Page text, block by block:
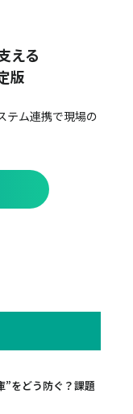
える
版
テム連携で現場の
”をどう防ぐ？課題